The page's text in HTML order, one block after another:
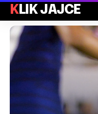
KLIK JAJCE